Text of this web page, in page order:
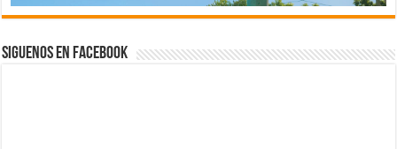
Siguenos en Facebook